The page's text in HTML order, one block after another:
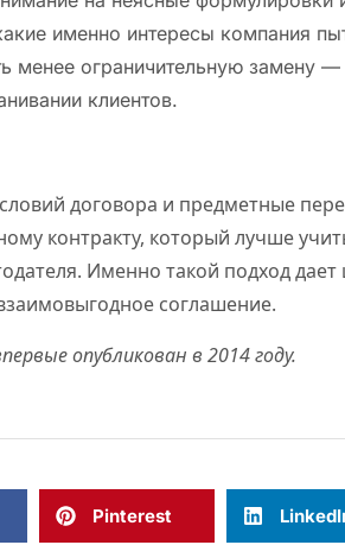
именно интересы компания
менее ограничительную замену
клиентов.
договора и предметные
контракту, который лучше
Именно такой подход
соглашение.
опубликован в 2014 году.
Pinterest